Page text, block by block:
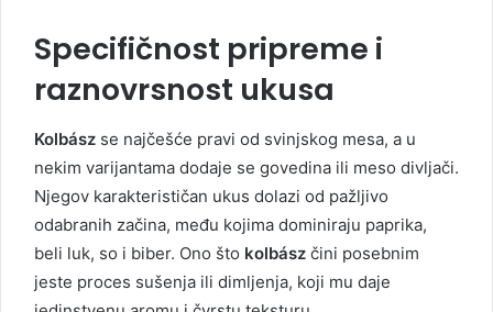
Specifičnost pripreme i
raznovrsnost ukusa
Kolbász se najčešće pravi od svinjskog mesa, a u
nekim varijantama dodaje se govedina ili meso divljači.
Njegov karakterističan ukus dolazi od pažljivo
odabranih začina, među kojima dominiraju paprika,
beli luk, so i biber. Ono što kolbász čini posebnim
jeste proces sušenja ili dimljenja, koji mu daje